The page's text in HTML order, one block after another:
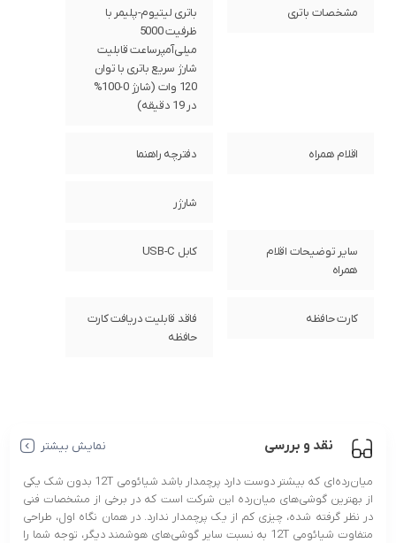
مشخصات باتری
باتری لیتیوم-پلیمر با
ظرفیت 5000
میلی‌آمپرساعت قابلیت
شارژ سریع باتری با توان
120 وات (شارژ 0-100%
در 19 دقیقه)
اقلام همراه دفترچه‌ راهنما
شارژر
سایر توضیحات اقلام
همراه
کابل USB-C
کارت حافظه
فاقد قابلیت دریافت کارت
حافظه
نقد و بررسی نمایش بیشتر
میان‌رده‌ای که بیشتر دوست دارد پرچمدار باشد شیائومی 12T بدون شک یکی
از بهترین گوشی‌های میان‌رده این شرکت است که در برخی از مشخصات فنی
در نظر گرفته شده، چیزی کم از یک پرچمدار ندارد. در همان نگاه اول، طراحی
متفاوت شیائومی 12T به نسبت سایر گوشی‌های هوشمند دیگر، توجه شما را